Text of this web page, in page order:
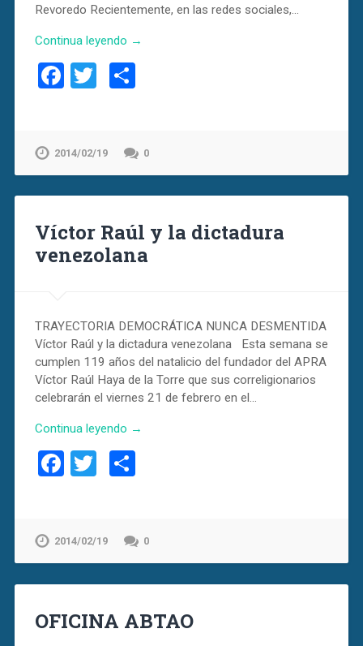
Revoredo Recientemente, en las redes sociales,…
Continua leyendo →
Facebook
Twitter
2014/02/19 0
Víctor Raúl y la dictadura
venezolana
TRAYECTORIA DEMOCRÁTICA NUNCA DESMENTIDA
Víctor Raúl y la dictadura venezolana Esta semana se
cumplen 119 años del natalicio del fundador del APRA
Víctor Raúl Haya de la Torre que sus correligionarios
celebrarán el viernes 21 de febrero en el…
Continua leyendo →
Facebook
Twitter
2014/02/19 0
OFICINA ABTAO